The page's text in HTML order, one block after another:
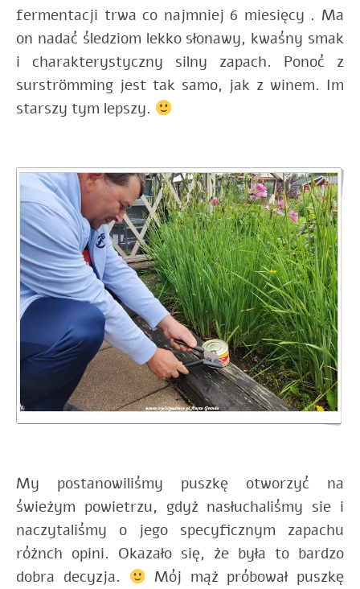
fermentacji trwa co najmniej 6 miesięcy . Ma
on nadać śledziom lekko słonawy, kwaśny smak
i charakterystyczny silny zapach. Ponoć z
surströmming jest tak samo, jak z winem. Im
starszy tym lepszy.
My postanowiliśmy puszkę otworzyć na
świeżym powietrzu, gdyż nasłuchaliśmy sie i
naczytaliśmy o jego specyficznym zapachu
różnch opini. Okazało się, że była to bardzo
dobra decyzja.
Mój mąż próbował puszkę